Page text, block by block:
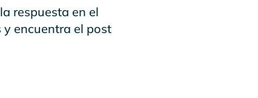
respuesta en el
y encuentra el post